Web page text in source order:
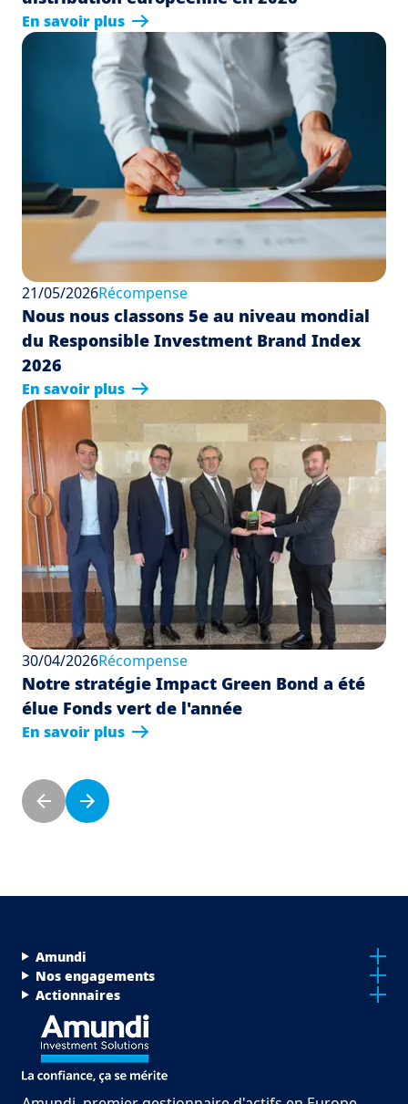
En savoir plus
21/05/2026Récompense
Nous nous classons 5e au niveau mondial
du Responsible Investment Brand Index
2026
En savoir plus
30/04/2026Récompense
Notre stratégie Impact Green Bond a été
élue Fonds vert de l'année
En savoir plus
Pagination
Previous page
Next page
Menu Footer Top
Amundi
Nos engagements
Actionnaires